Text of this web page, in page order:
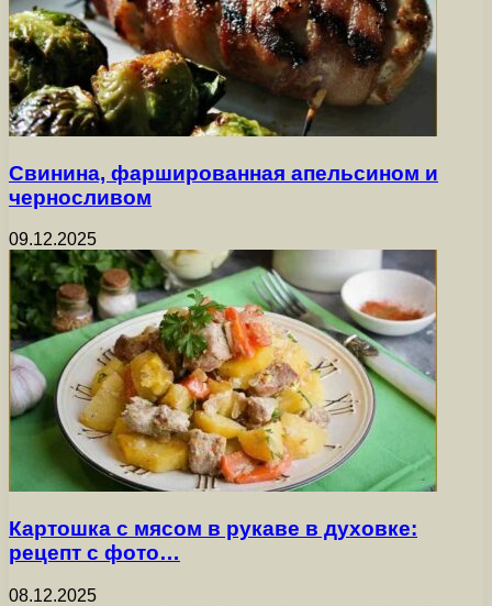
Свинина, фаршированная апельсином и
черносливом
09.12.2025
Картошка с мясом в рукаве в духовке:
рецепт с фото…
08.12.2025